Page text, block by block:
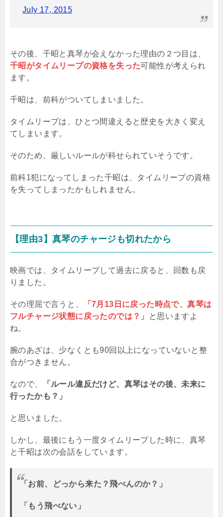
July 17, 2015
その後、千昭と真琴が会えなかった理由の２つ目は、
千昭がタイムリープの資格を失った可能性が考えられ
ます。
千昭は、前科がついてしまいました。
タイムリープは、ひとつ間違えると歴史を大きく変え
てしまいます。
そのため、厳しいルールが科せられていそうです。
前科1犯になってしまった千昭は、タイムリープの資格
を失ってしまったかもしれません。
【理由3】真琴のチャージも切れたから
映画では、タイムリープして過去に戻ると、回数も戻
りました。
その理屈で言うと、
「7月13日に戻った時点で、真琴は
フルチャージ状態に戻ったのでは？」
と思いますよ
ね。
腕のあざは、少なくとも90回以上になっていないと整
合がつきません。
なので、
「ルール違反だけど、真琴はその後、未来に
行ったかも？」
と思いました。
しかし、最後にもう一度タイムリープした時に、真琴
と千昭は次の会話をしています。
「お前、どっから来た？飛べんのか？」
「もう飛べない」